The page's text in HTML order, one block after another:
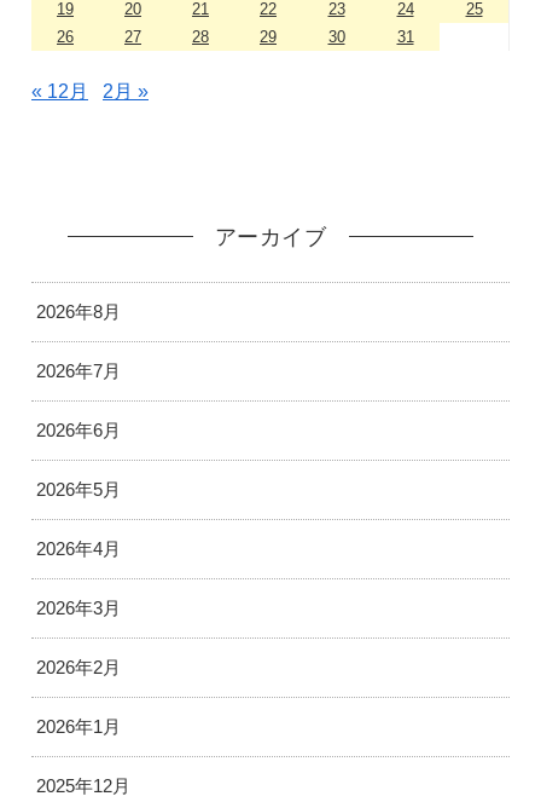
19
20 21 22 23 24
25
26
27 28 29 30 31
« 12月 2月 »
アーカイブ
2026年8月
2026年7月
2026年6月
2026年5月
2026年4月
2026年3月
2026年2月
2026年1月
2025年12月